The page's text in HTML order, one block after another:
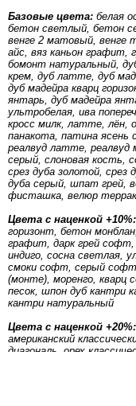
Базовые цвета: белая
бетон светлый, бетон
венге 2 матовый, венге
айс, вяз каньон графит,
бомонт натуральный,
крем, дуб латте, дуб
дуб мадейра кварц
янтарь, дуб мадейра
ультробелая, ива
кросс милк, латте, лён,
панакота, патина ясень
реалвуд латте, реалвуд
серый, слоновая кость,
срез дуба золотой, срез
дуба серый, шпат грей,
фисташка, велюр
Цвета с наценкой +10%:
горизонт, бетон
графит, дарк грей софт,
индиго, сосна светлая,
смоки софт, серый
(монте), моренго,
песок, шпон дуб кантри
кантри натуральный
Цвета с наценкой +20%:
американский
диагональ, орех